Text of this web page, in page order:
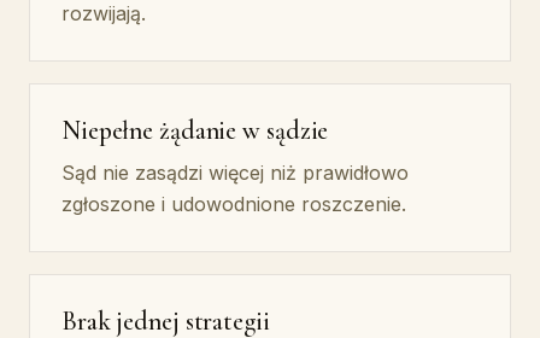
rozwijają.
Niepełne żądanie w sądzie
Sąd nie zasądzi więcej niż prawidłowo
zgłoszone i udowodnione roszczenie.
Brak jednej strategii